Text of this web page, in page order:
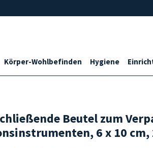
Körper-Wohlbefinden Hygiene
Beutel zum
6 x 10 cm,